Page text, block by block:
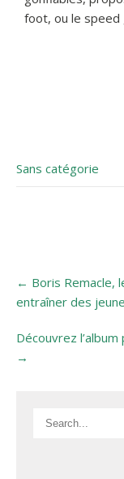
foot, ou le speed
Sans catégorie
← Boris Remacle,
entraîner des
Découvrez
→